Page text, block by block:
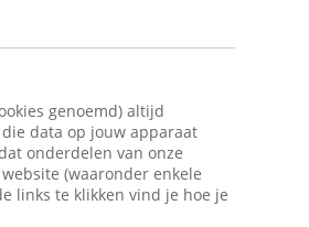
genoemd) altijd
data op jouw apparaat
onderdelen van onze
(waaronder enkele
links te klikken vind je hoe je